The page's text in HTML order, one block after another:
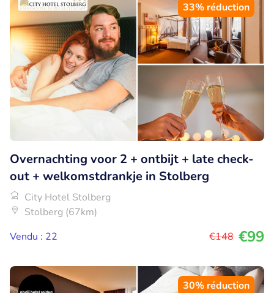
33% réduction
Overnachting voor 2 + ontbijt + late check-
out + welkomstdrankje in Stolberg
City Hotel Stolberg
Stolberg (67km)
Vendu : 22
€148 €99
30% réduction